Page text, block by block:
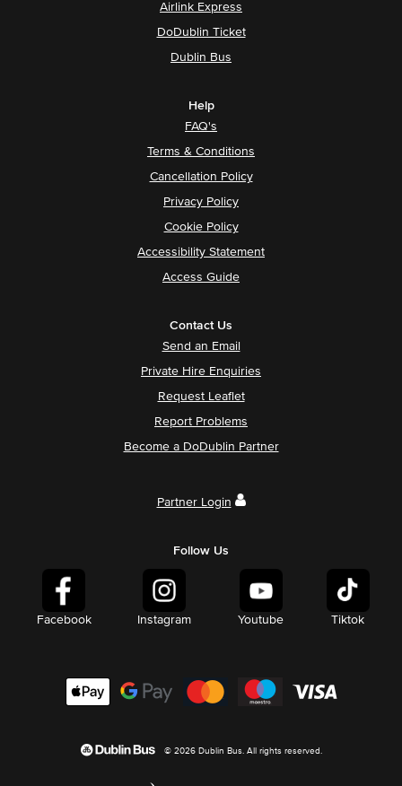
Airlink Express
DoDublin Ticket
Dublin Bus
Help
FAQ's
Terms & Conditions
Cancellation Policy
Privacy Policy
Cookie Policy
Accessibility Statement
Access Guide
Contact Us
Send an Email
Private Hire Enquiries
Request Leaflet
Report Problems
Become a DoDublin Partner
Partner Login
Follow Us
Facebook Instagram Youtube Tiktok
© 2026 Dublin Bus. All rights reserved.